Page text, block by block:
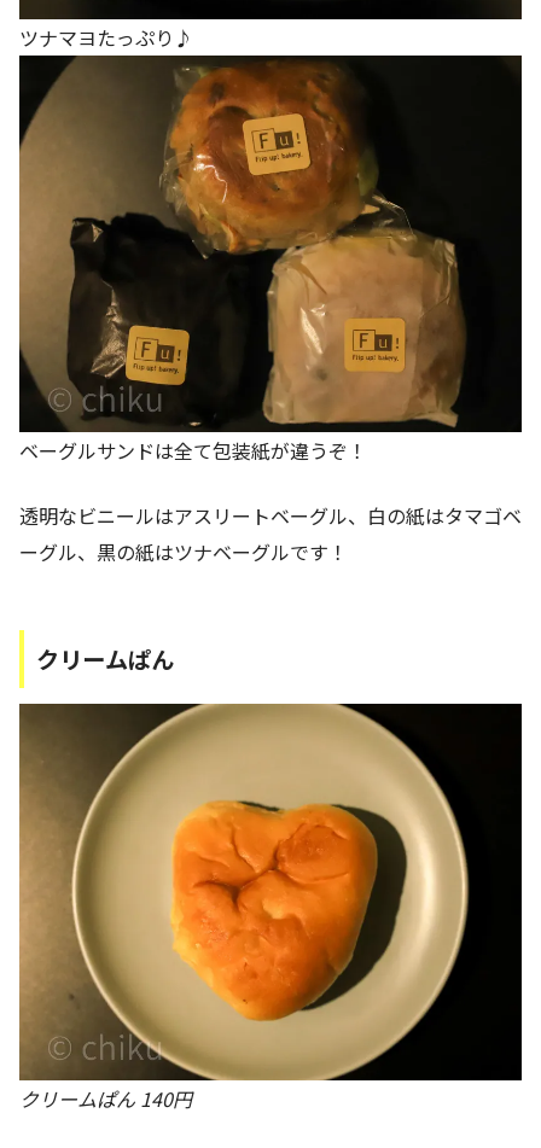
ツナマヨたっぷり♪
ベーグルサンドは全て包装紙が違うぞ！
透明なビニールはアスリートベーグル、白の紙はタマゴベ
ーグル、黒の紙はツナベーグルです！
クリームぱん
クリームぱん 140円